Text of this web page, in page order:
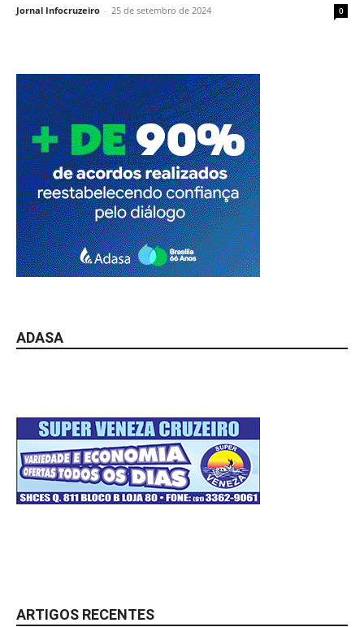
Jornal Infocruzeiro - 25 de setembro de 2024 0
ADASA
ARTIGOS RECENTES